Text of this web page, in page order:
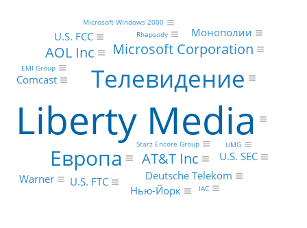
Liberty Media
Телевидение
Европа AT&T Inc
Microsoft Corporation
AOL Inc
Deutsche Telekom
Comcast
Warner U.S. FTC
U.S. SEC
U.S. FCC
Нью-Йорк
Монополии
IAC
Starz Encore Group
EMI Group
Rhapsody
UMG
Microsoft Windows 2000